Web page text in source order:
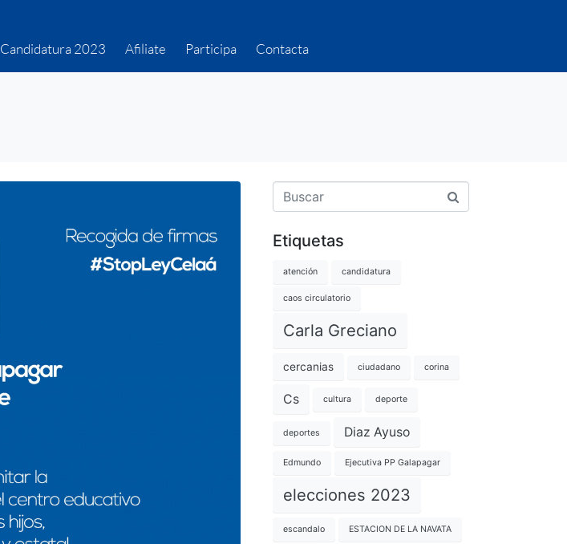
Candidatura 2023 Afiliate Participa Contacta
Etiquetas
atención candidatura
caos circulatorio
Carla Greciano
cercanias ciudadano corina
Cs cultura deporte
deportes Diaz Ayuso
Edmundo Ejecutiva PP Galapagar
elecciones 2023
escandalo ESTACION DE LA NAVATA